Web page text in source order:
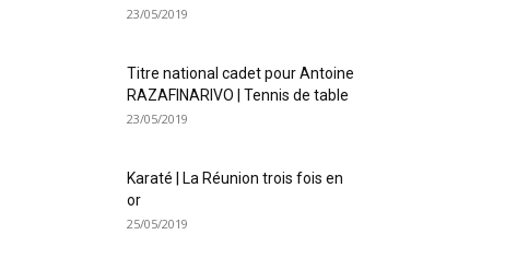
23/05/2019
Titre national cadet pour Antoine
RAZAFINARIVO | Tennis de table
23/05/2019
Karaté | La Réunion trois fois en
or
25/05/2019